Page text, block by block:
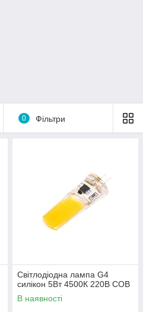
0 Фільтри
Світлодіодна лампа G4
силікон 5Вт 4500К 220В COB
В наявності